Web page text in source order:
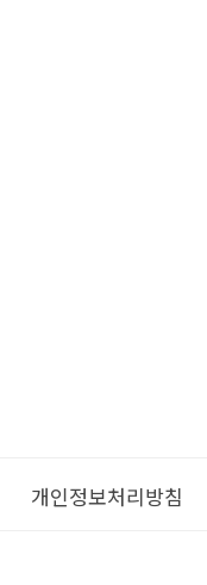
개인정보처리방침